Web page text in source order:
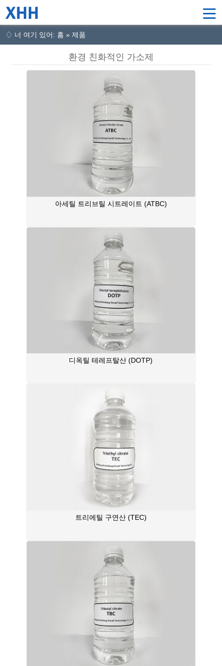
♢ 너 여기 있어: 홈 » 제품
환경 친화적인 가소제
아세틸 트리브틸 시트레이트 (ATBC)
디옥틸 테레프탈산 (DOTP)
트리에틸 구연산 (TEC)